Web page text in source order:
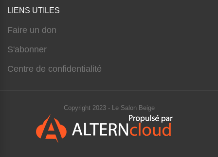
LIENS UTILES
Faire un don
S'abonner
Centre de confidentialité
Copyright 2023 - Le Salon Beige